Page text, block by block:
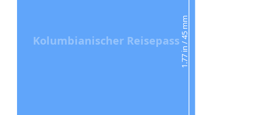
1.77 in / 45 mm
Kolumbianischer Reisepass